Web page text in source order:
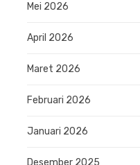
Mei 2026
April 2026
Maret 2026
Februari 2026
Januari 2026
Desember 2025